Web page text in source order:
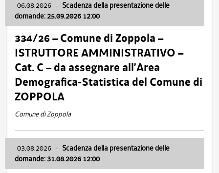
06.08.2026 - Scadenza della presentazione delle
domande: 25.09.2026 12:00
334/26 – Comune di Zoppola –
ISTRUTTORE AMMINISTRATIVO –
Cat. C – da assegnare all’Area
Demografica-Statistica del Comune di
ZOPPOLA
Comune di Zoppola
03.08.2026 - Scadenza della presentazione delle
domande: 31.08.2026 12:00